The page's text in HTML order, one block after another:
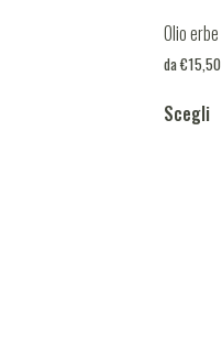
Olio erbe
da€15,50
Scegli